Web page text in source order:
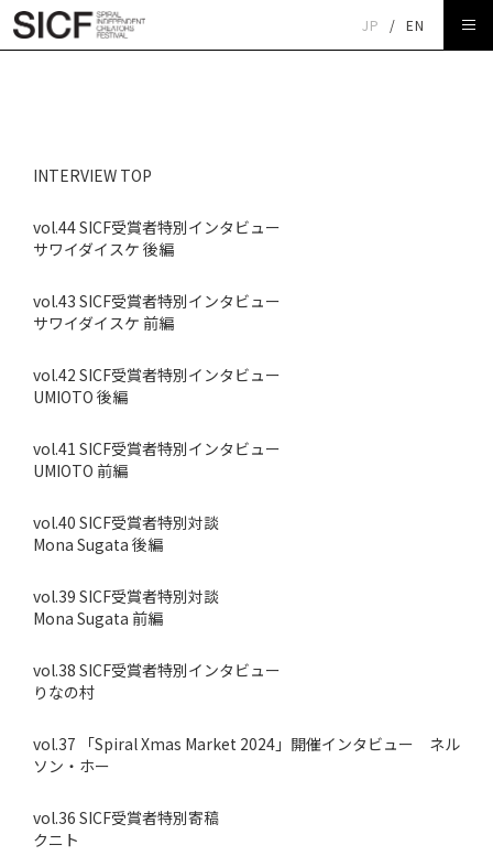
JP / EN
INTERVIEW TOP
vol.44 SICF受賞者特別インタビュー
サワイダイスケ 後編
vol.43 SICF受賞者特別インタビュー
サワイダイスケ 前編
vol.42 SICF受賞者特別インタビュー
UMIOTO 後編
vol.41 SICF受賞者特別インタビュー
UMIOTO 前編
vol.40 SICF受賞者特別対談
Mona Sugata 後編
vol.39 SICF受賞者特別対談
Mona Sugata 前編
vol.38 SICF受賞者特別インタビュー
りなの村
vol.37 「Spiral Xmas Market 2024」開催インタビュー ネル
ソン・ホー
vol.36 SICF受賞者特別寄稿
クニト